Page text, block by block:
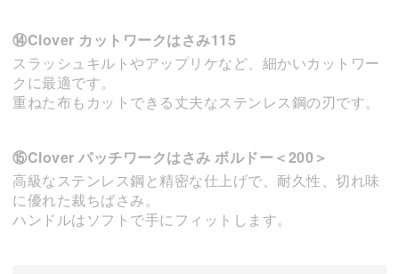
⑭Clover カットワークはさみ115
スラッシュキルトやアップリケなど、細かいカットワー
クに最適です。
重ねた布もカットできる丈夫なステンレス鋼の刃です。
⑮Clover パッチワークはさみ ボルドー＜200＞
高級なステンレス鋼と精密な仕上げで、耐久性、切れ味
に優れた裁ちばさみ。
ハンドルはソフトで手にフィットします。